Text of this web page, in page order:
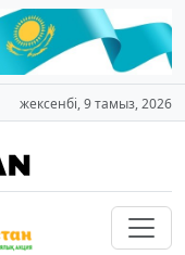
жексенбі, 9 тамыз, 2026